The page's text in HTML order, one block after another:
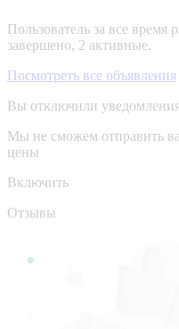
Пользователь за все время
завершено, 2 активные.
Посмотреть все объявления
Вы отключили
Мы не сможем отправить
цены
Включить
Отзывы